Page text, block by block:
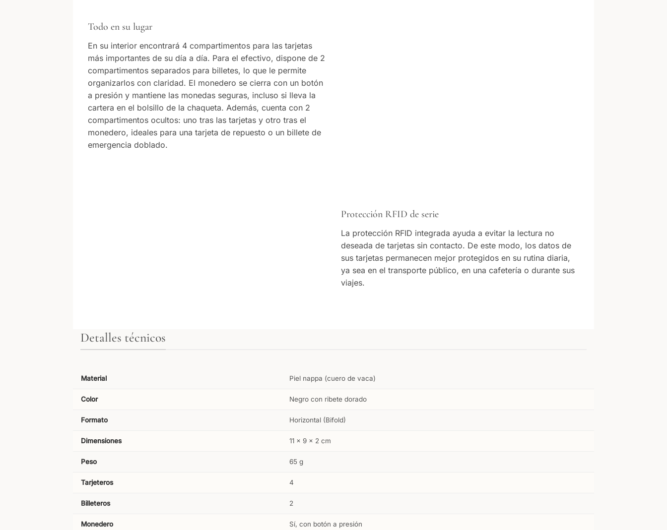
Todo en su lugar
En su interior encontrará 4 compartimentos para las tarjetas
más importantes de su día a día. Para el efectivo, dispone de 2
compartimentos separados para billetes, lo que le permite
organizarlos con claridad. El monedero se cierra con un botón
a presión y mantiene las monedas seguras, incluso si lleva la
cartera en el bolsillo de la chaqueta. Además, cuenta con 2
compartimentos ocultos: uno tras las tarjetas y otro tras el
monedero, ideales para una tarjeta de repuesto o un billete de
emergencia doblado.
Protección RFID de serie
La protección RFID integrada ayuda a evitar la lectura no
deseada de tarjetas sin contacto. De este modo, los datos de
sus tarjetas permanecen mejor protegidos en su rutina diaria,
ya sea en el transporte público, en una cafetería o durante sus
viajes.
Detalles técnicos
Material Piel nappa (cuero de vaca)
Color Negro con ribete dorado
Formato Horizontal (Bifold)
Dimensiones 11 × 9 × 2 cm
Peso 65 g
Tarjeteros 4
Billeteros 2
Monedero Sí, con botón a presión